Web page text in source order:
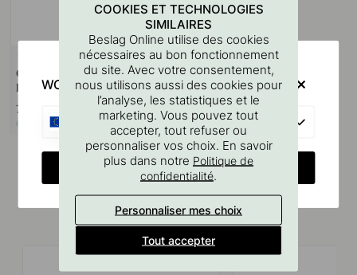
127
Gabarit De Perçage Pour
Poignées Et Boutons
7 €
En stock
Produits similaires
COOKIES ET TECHNOLOGIES
SIMILAIRES
Beslag Online utilise des cookies
nécessaires au bon fonctionnement
du site. Avec votre consentement,
nous utilisons aussi des cookies pour
l’analyse, les statistiques et le
marketing. Vous pouvez tout
accepter, tout refuser ou
personnaliser vos choix. En savoir
plus dans notre Politique de
confidentialité.
Personnaliser mes choix
Tout accepter
WOULD YOU RATHER VISIT?
CHANGE COUNTRY